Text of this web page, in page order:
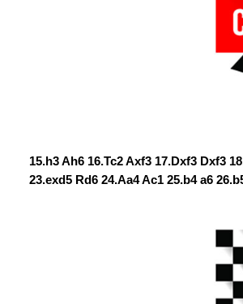
15.h3 Ah6 16.Tc2 Axf3 17.Dxf3 Dxf3
23.exd5 Rd6 24.Aa4 Ac1 25.b4 a6